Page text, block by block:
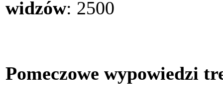
widzów: 2500
Pomeczowe wypowiedzi